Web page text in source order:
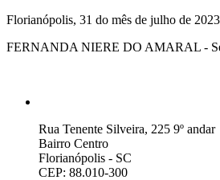
Florianópolis, 31 do mês de julho de 2023
FERNANDA NIERE DO AMARAL -
Rua Tenente Silveira, 225 9º andar
Bairro Centro
Florianópolis - SC
CEP: 88.010-300